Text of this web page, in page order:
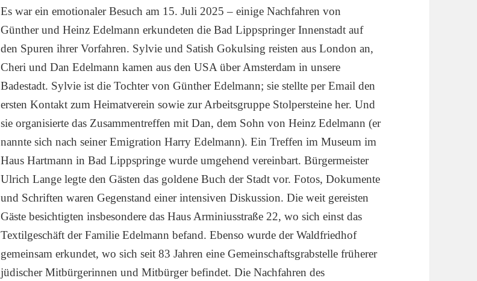
Es war ein emotionaler Besuch am 15. Juli 2025 – einige Nachfahren von
Günther und Heinz Edelmann erkundeten die Bad Lippspringer Innenstadt auf
den Spuren ihrer Vorfahren. Sylvie und Satish Gokulsing reisten aus London an,
Cheri und Dan Edelmann kamen aus den USA über Amsterdam in unsere
Badestadt. Sylvie ist die Tochter von Günther Edelmann; sie stellte per Email den
ersten Kontakt zum Heimatverein sowie zur Arbeitsgruppe Stolpersteine her. Und
sie organisierte das Zusammentreffen mit Dan, dem Sohn von Heinz Edelmann (er
nannte sich nach seiner Emigration Harry Edelmann). Ein Treffen im Museum im
Haus Hartmann in Bad Lippspringe wurde umgehend vereinbart. Bürgermeister
Ulrich Lange legte den Gästen das goldene Buch der Stadt vor. Fotos, Dokumente
und Schriften waren Gegenstand einer intensiven Diskussion. Die weit gereisten
Gäste besichtigten insbesondere das Haus Arminiusstraße 22, wo sich einst das
Textilgeschäft der Familie Edelmann befand. Ebenso wurde der Waldfriedhof
gemeinsam erkundet, wo sich seit 83 Jahren eine Gemeinschaftsgrabstelle früherer
jüdischer Mitbürgerinnen und Mitbürger befindet. Die Nachfahren des